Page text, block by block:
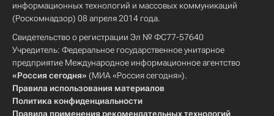
информационных технологий и массовых коммуникаций
(Роскомнадзор) 08 апреля 2014 года.
Свидетельство о регистрации Эл № ФС77-57640
Учредитель: Федеральное государственное унитарное
предприятие Международное информационное агентство
«Россия сегодня» (МИА «Россия сегодня»).
Правила использования материалов
Политика конфиденциальности
Правила применения рекомендательных технологий